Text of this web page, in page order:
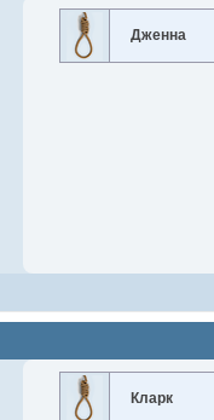
Дженна
Кларк